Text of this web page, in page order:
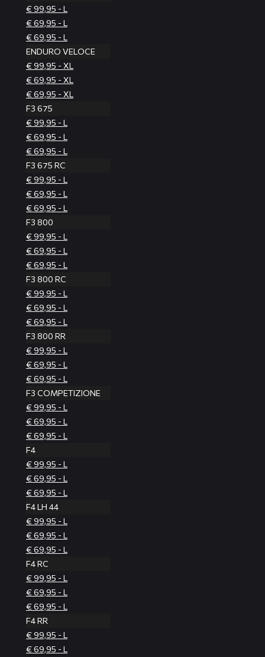
€ 99,95 - L
€ 69,95 - L
€ 69,95 - L
ENDURO VELOCE
€ 99,95 - XL
€ 69,95 - XL
€ 69,95 - XL
F3 675
€ 99,95 - L
€ 69,95 - L
€ 69,95 - L
F3 675 RC
€ 99,95 - L
€ 69,95 - L
€ 69,95 - L
F3 800
€ 99,95 - L
€ 69,95 - L
€ 69,95 - L
F3 800 RC
€ 99,95 - L
€ 69,95 - L
€ 69,95 - L
F3 800 RR
€ 99,95 - L
€ 69,95 - L
€ 69,95 - L
F3 COMPETIZIONE
€ 99,95 - L
€ 69,95 - L
€ 69,95 - L
F4
€ 99,95 - L
€ 69,95 - L
€ 69,95 - L
F4 LH 44
€ 99,95 - L
€ 69,95 - L
€ 69,95 - L
F4 RC
€ 99,95 - L
€ 69,95 - L
€ 69,95 - L
F4 RR
€ 99,95 - L
€ 69,95 - L